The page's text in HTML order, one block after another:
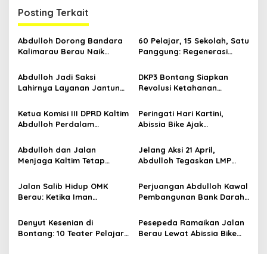
g
a
s
i
p
o
s
Posting Terkait
Abdulloh Dorong Bandara
Kalimarau Berau Naik
Internasional Kaltim
60 Pelajar, 15 Sekolah, Satu
Panggung: Regenerasi
Jalannya
Abdulloh Jadi Saksi
Lahirnya Layanan Jantung
Jawaban Kebutuhan
Rakyat
DKP3 Bontang Siapkan
Revolusi Ketahanan
Smartani Jadi Senjata
Ketua Komisi III DPRD Kaltim
Abdulloh Perdalam
Bangku Doktoral
Peringati Hari Kartini,
Abissia Bike Ajak
Sambil Berkebaya
Abdulloh dan Jalan
Menjaga Kaltim Tetap
Gelombang Aksi 21 April
Jelang Aksi 21 April,
Abdulloh Tegaskan LMP
Kondusifitas Bersama TNI-
Polri
Jalan Salib Hidup OMK
Berau: Ketika Iman
Panggung
Perjuangan Abdulloh Kawal
Pembangunan Bank Darah
Kesehatan Warga Utama
Denyut Kesenian di
Bontang: 10 Teater Pelajar
Pesepeda Ramaikan Jalan
Berau Lewat Abissia Bike